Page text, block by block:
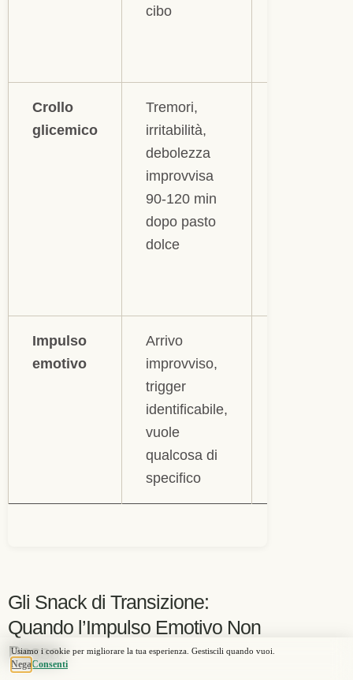
cibo
Crollo
glicemico
Tremori,
irritabilità,
debolezza
improvvisa
90-120 min
dopo pasto
dolce
Impulso
emotivo
Arrivo
improvviso,
trigger
identificabile,
vuole
qualcosa di
specifico
Gli Snack di Transizione:
Quando l’Impulso Emotivo Non
Passa